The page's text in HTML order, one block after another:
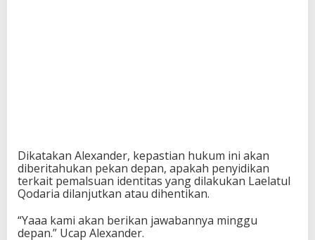
Dikatakan Alexander, kepastian hukum ini akan
diberitahukan pekan depan, apakah penyidikan
terkait pemalsuan identitas yang dilakukan Laelatul
Qodaria dilanjutkan atau dihentikan.
“Yaaa kami akan berikan jawabannya minggu
depan.” Ucap Alexander.